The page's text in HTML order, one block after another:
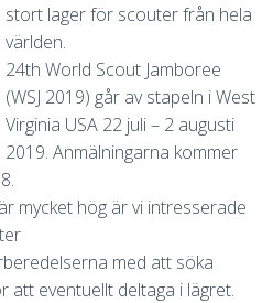
I
I
N
G
stort lager för scouter från hela
världen.
24th World Scout Jamboree
(WSJ 2019) går av stapeln i West
Virginia USA 22 juli – 2 augusti
2019. Anmälningarna kommer
mycket hög är vi intresserade
med att söka
att eventuellt deltaga i lägret.